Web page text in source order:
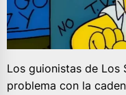
Los guionistas de Los
problema con la